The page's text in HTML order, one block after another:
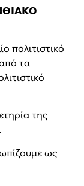
πολιτιστικό
τα
της
ως